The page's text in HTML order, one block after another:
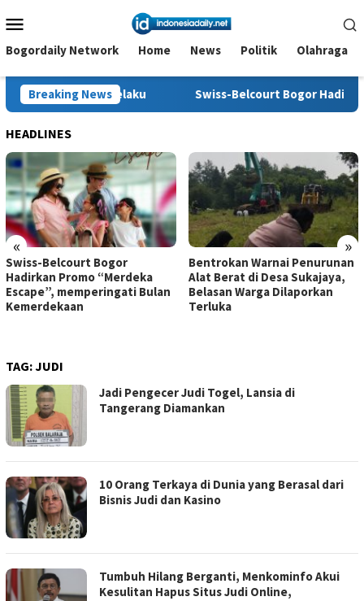
ke
kontenMobile
Bogordaily Network Home News Politik Olahraga
Breaking News
Pelaku Swiss-Belcourt Bogor Hadirkan Promo
HEADLINES
« »
Swiss-Belcourt Bogor
Hadirkan Promo “Merdeka
Escape”, memperingati Bulan
Kemerdekaan
Bentrokan Warnai Penurunan
Alat Berat di Desa Sukajaya,
Belasan Warga Dilaporkan
Terluka
TAG:JUDI
Jadi Pengecer Judi Togel, Lansia di
Tangerang Diamankan
10 Orang Terkaya di Dunia yang Berasal dari
Bisnis Judi dan Kasino
Tumbuh Hilang Berganti, Menkominfo Akui
Kesulitan Hapus Situs Judi Online,